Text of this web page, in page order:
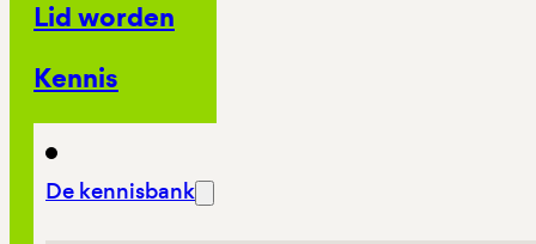
Lid worden
Kennis
De kennisbank